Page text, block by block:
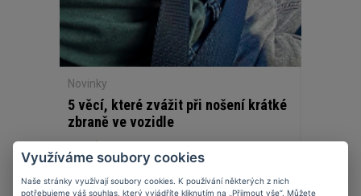
Novinky
5 věcí, které zvážit při nošení krátké
zbraně ve vozidle
Využíváme soubory cookies
Naše stránky využívají soubory cookies. K používání některých z nich
potřebujeme váš souhlas, který vyjádříte kliknutím na „Přijmout vše“. Můžete